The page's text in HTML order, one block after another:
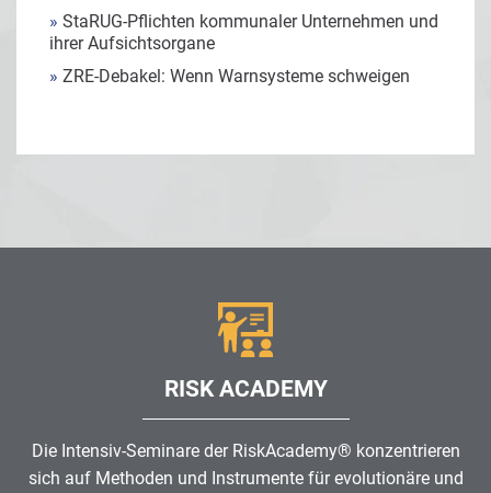
» StaRUG-Pflichten kommunaler Unternehmen und
ihrer Aufsichtsorgane
» ZRE-Debakel: Wenn Warnsysteme schweigen
RISK ACADEMY
Die Intensiv-Seminare der RiskAcademy® konzentrieren
sich auf Methoden und Instrumente für evolutionäre und